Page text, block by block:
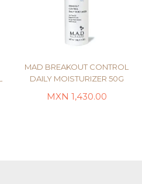
MAD BREAKOUT CONTROL
DAILY MOISTURIZER 50G
1,430.00